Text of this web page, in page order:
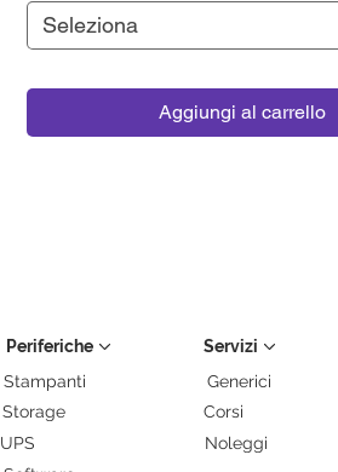
Seleziona
Aggiungi al carrello
Periferiche
Stampanti
Storage
UPS
Servizi
Generici
Corsi
Noleggi